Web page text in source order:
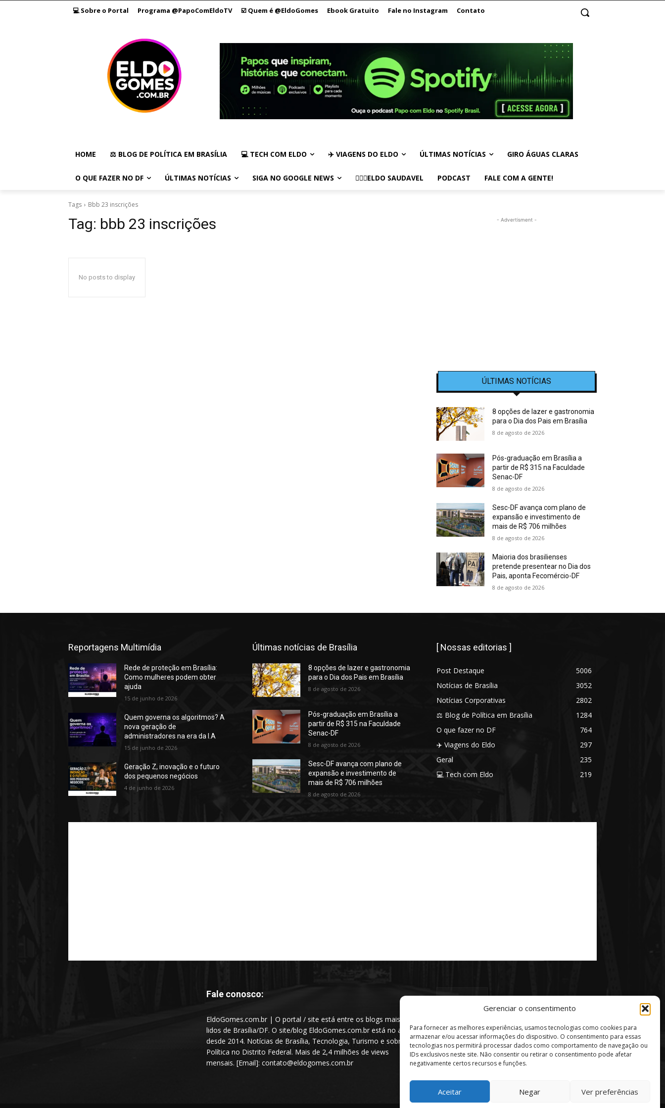
Gerenciar o consentimento
Para fornecer as melhores experiências, usamos tecnologias como cookies para
armazenar e/ou acessar informações do dispositivo. O consentimento para essas
tecnologias nos permitirá processar dados como comportamento de navegação ou
IDs exclusivos neste site. Não consentir ou retirar o consentimento pode afetar
negativamente certos recursos e funções.
Aceitar Negar Ver preferências
💻 Sobre o Portal Programa @PapoComEldoTV ☑️ Quem é @EldoGomes Ebook Gratuito Fale no Instagram Contato
HOME ⚖️ BLOG DE POLÍTICA EM BRASÍLIA 💻 TECH COM ELDO ✈️ VIAGENS DO ELDO ÚLTIMAS NOTÍCIAS GIRO ÁGUAS CLARAS
O QUE FAZER NO DF ÚLTIMAS NOTÍCIAS SIGA NO GOOGLE NEWS 🏃🏻‍♂️ELDO SAUDAVEL PODCAST FALE COM A GENTE!
Tags Bbb 23 inscrições
Tag: bbb 23 inscrições
No posts to display
- Advertisment -
ÚLTIMAS NOTÍCIAS
8 opções de lazer e gastronomia
para o Dia dos Pais em Brasília
8 de agosto de 2026
Pós-graduação em Brasília a
partir de R$ 315 na Faculdade
Senac-DF
8 de agosto de 2026
Sesc-DF avança com plano de
expansão e investimento de
mais de R$ 706 milhões
8 de agosto de 2026
Maioria dos brasilienses
pretende presentear no Dia dos
Pais, aponta Fecomércio-DF
8 de agosto de 2026
Reportagens Multimídia
Rede de proteção em Brasília:
Como mulheres podem obter
ajuda
15 de junho de 2026
Quem governa os algoritmos? A
nova geração de
administradores na era da I.A
15 de junho de 2026
Geração Z, inovação e o futuro
dos pequenos negócios
4 de junho de 2026
Últimas notícias de Brasília
8 opções de lazer e gastronomia
para o Dia dos Pais em Brasília
8 de agosto de 2026
Pós-graduação em Brasília a
partir de R$ 315 na Faculdade
Senac-DF
8 de agosto de 2026
Sesc-DF avança com plano de
expansão e investimento de
mais de R$ 706 milhões
8 de agosto de 2026
[ Nossas editorias ]
Post Destaque
5006
Notícias de Brasília
3052
Notícias Corporativas
2802
⚖️ Blog de Política em Brasília
1284
O que fazer no DF
764
✈️ Viagens do Eldo
297
Geral
235
💻 Tech com Eldo
219
Fale conosco:
EldoGomes.com.br | O portal / site está entre os blogs mais
lidos de Brasília/DF. O site/blog EldoGomes.com.br está no ar
desde 2014. Notícias de Brasília, Tecnologia, Turismo e sobre a
Política no Distrito Federal. Mais de 2,4 milhões de views
mensais. [Email]: contato@eldogomes.com.br